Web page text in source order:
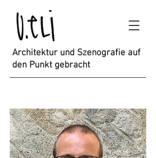
Architektur und Szenografie auf
den Punkt gebracht